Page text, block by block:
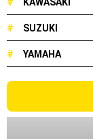
# KAWASAKI
# SUZUKI
# YAMAHA